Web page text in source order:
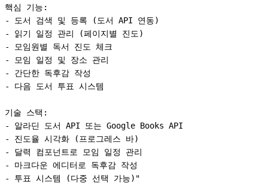
핵심 기능:
- 도서 검색 및 등록 (도서 API 연동)
- 읽기 일정 관리 (페이지별 진도)
- 모임원별 독서 진도 체크
- 모임 일정 및 장소 관리
- 간단한 독후감 작성
- 다음 도서 투표 시스템
기술 스택:
- 알라딘 도서 API 또는 Google Books API
- 진도율 시각화 (프로그레스 바)
- 달력 컴포넌트로 모임 일정 관리
- 마크다운 에디터로 독후감 작성